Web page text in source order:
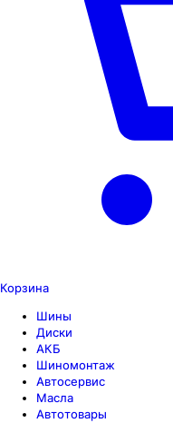
Корзина
Шины
Диски
АКБ
Шиномонтаж
Автосервис
Масла
Автотовары